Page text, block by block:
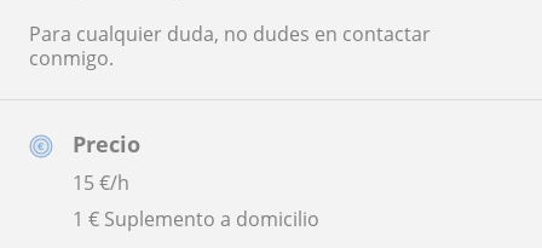
Precio
15€/h
1 € Suplemento a domicilio
Para cualquier duda, no dudes en contactar
conmigo.